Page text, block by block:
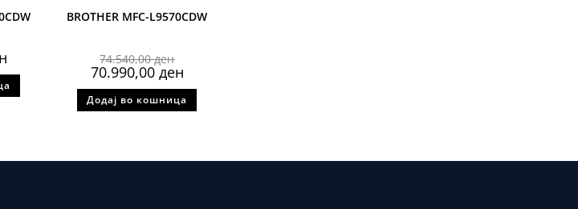
BROTHER MFC-L9570CDW
74.540,00ден
70.990,00ден
Додај во кошница